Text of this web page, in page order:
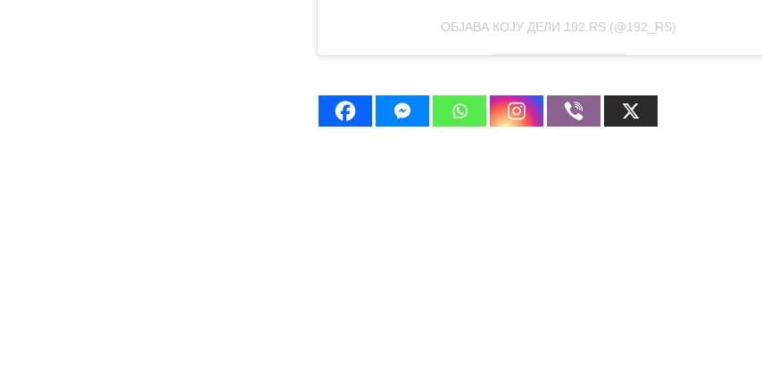
ОБЈАВА КОЈУ ДЕЛИ 192.RS (@192_RS)